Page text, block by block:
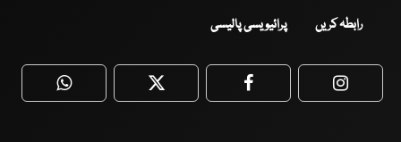
رابطہ کریں پرائیویسی پالیسی
WhatsApp Twitter Facebook